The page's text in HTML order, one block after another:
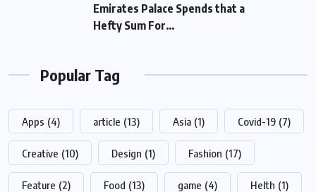
Emirates Palace Spends that a Hefty Sum
For…
Popular Tag
Apps (4) article (13) Asia (1) Covid-19 (7)
Creative (10) Design (1) Fashion (17)
Feature (2) Food (13) game (4) Helth (1)